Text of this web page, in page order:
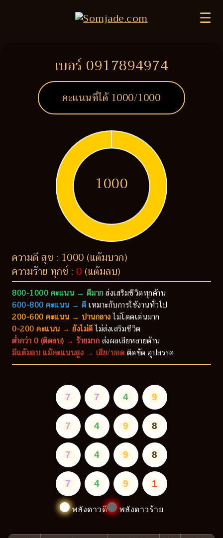
☰
เบอร์ 0917894974
คะแนนที่ได้ 1000/1000
1000
ความดี สุข : 1000 (แต้มบวก)
ความร้าย ทุกข์ : 0 (แต้มลบ)
800-1000 คะแนน → ดีมากส่งเสริมชีวิตทุกด้าน
600-800 คะแนน → ดีเหมาะกับการใช้งานทั่วไป
200-600 คะแนน → ปานกลางไม่โดดเด่นมาก
0-200 คะแนน → ยังไม่ดีไม่ส่งเสริมชีวิต
ต่ำกว่า 0 (ติดลบ) → ร้ายมากส่งผลเสียหลายด้าน
มีแต้มลบ แม้คะแนนสูง → เสีย/บอดติดขัด อุปสรรค
7 7 4 9
7 4 9 8
7 4 9 8
7 4 9 1
พลังดาวดี พลังดาวร้าย